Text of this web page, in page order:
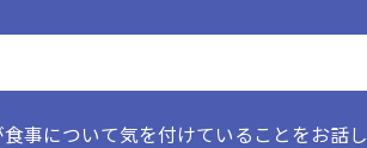
事について気を付けていることをお話し